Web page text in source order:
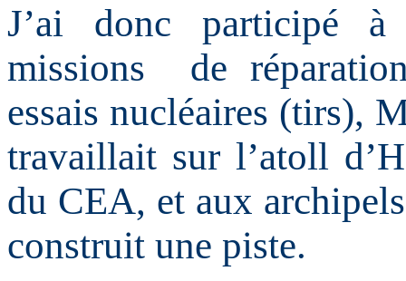
J’ai donc participé
missions de
essais nucléaires (tirs),
travaillait sur l’atoll
du CEA, et aux
construit une piste.